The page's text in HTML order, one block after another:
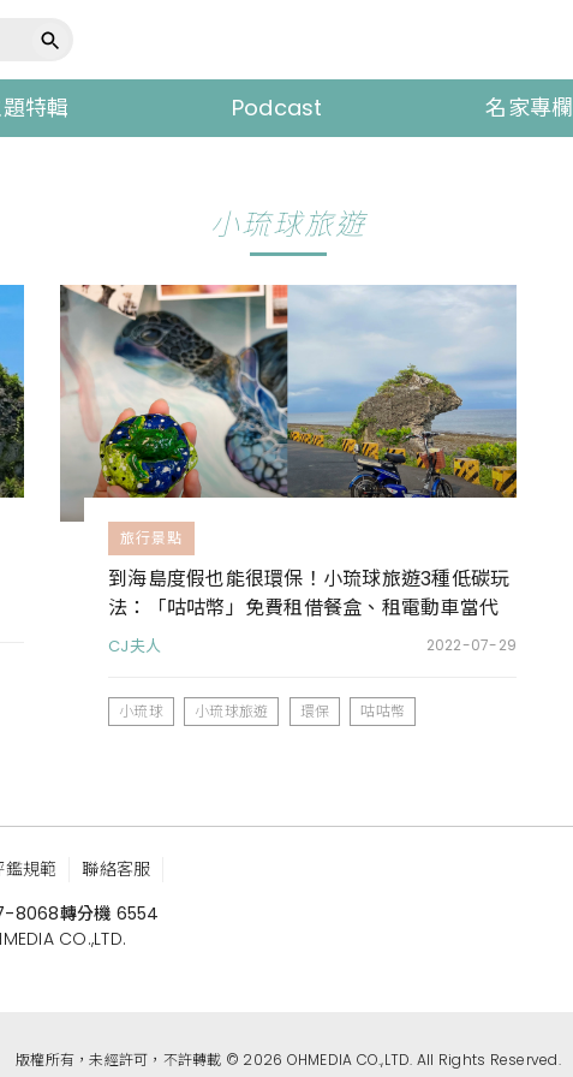
特輯 Podcast 名家專欄
小琉球旅遊
旅行景點
到海島度假也能很環保！小琉球旅遊3種低碳玩
法：「咕咕幣」免費租借餐盒、租電動車當代
步工具……
CJ夫人 2022-07-29
小琉球 小琉球旅遊 環保 咕咕幣
鑑規範
聯絡客服
8068轉分機 6554
CO.,LTD.
版權所有，未經許可，不許轉載 © 2026 OHMEDIA CO.,LTD. All Rights Reserved.